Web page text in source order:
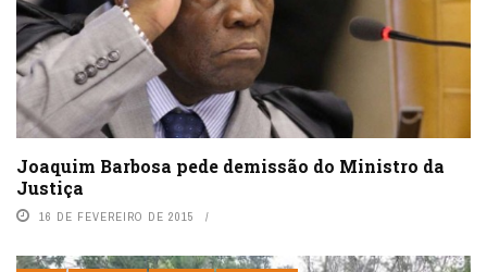
Joaquim Barbosa pede demissão do Ministro da
Justiça
16 DE FEVEREIRO DE 2015